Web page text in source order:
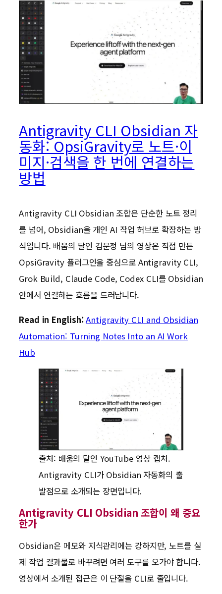
Antigravity CLI Obsidian 자
동화: OpsiGravity로 노트·이
미지·검색을 한 번에 연결하는
방법
Antigravity CLI Obsidian 조합은 단순한 노트 정리
를 넘어, Obsidian을 개인 AI 작업 허브로 확장하는 방
식입니다. 배움의 달인 김문정 님의 영상은 직접 만든
OpsiGravity 플러그인을 중심으로 Antigravity CLI,
Grok Build, Claude Code, Codex CLI를 Obsidian
안에서 연결하는 흐름을 드러납니다.
Read in English: Antigravity CLI and Obsidian
Automation: Turning Notes Into an AI Work
Hub
출처: 배움의 달인 YouTube 영상 캡처.
Antigravity CLI가 Obsidian 자동화의 출
발점으로 소개되는 장면입니다.
Antigravity CLI Obsidian 조합이 왜 중요
한가
Obsidian은 메모와 지식관리에는 강하지만, 노트를 실
제 작업 결과물로 바꾸려면 여러 도구를 오가야 합니다.
영상에서 소개된 접근은 이 단절을 CLI로 줄입니다.